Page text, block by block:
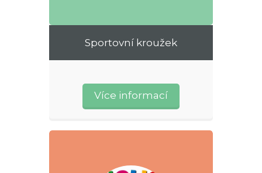
Sportovní kroužek
Více informací